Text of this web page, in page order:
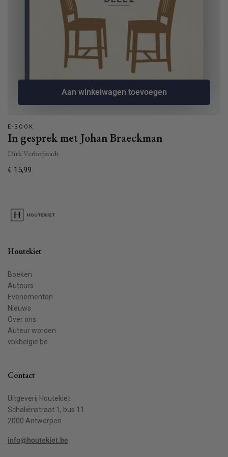
Aan winkelwagen toevoegen
E-BOOK
In gesprek met Johan Braeckman
Dirk Verhofstadt
Normale
€ 15,99
Houtekiet
Boeken
Auteurs
Evenementen
Nieuws
Over ons
Auteur worden
vbkbelgie.be
Contact
Uitgeverij Houtekiet
Schaliënstraat 1, bus 11
2000 Antwerpen
info@houtekiet.be